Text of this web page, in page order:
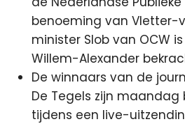
benoeming van Vletter-
minister Slob van OCW
Willem-Alexander
De winnaars van de
De Tegels zijn
tijdens een live-